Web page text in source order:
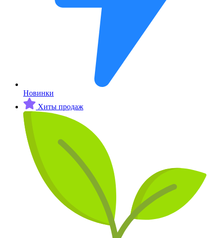
Новинки
Хиты продаж